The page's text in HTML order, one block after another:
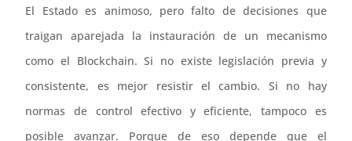
El Estado es animoso, pero falto de decisiones que
traigan aparejada la instauración de un mecanismo
como el Blockchain. Si no existe legislación previa y
consistente, es mejor resistir el cambio. Si no hay
normas de control efectivo y eficiente, tampoco es
posible avanzar. Porque de eso depende que el